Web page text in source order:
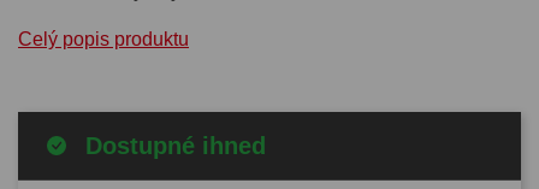
Celý popis produktu
Dostupné ihned